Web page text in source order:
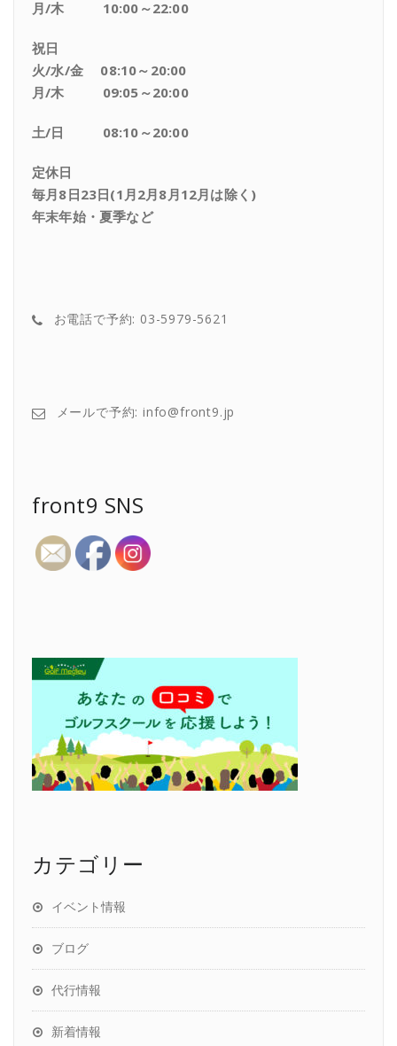
月/木 10:00～22:00
祝日
火/水/金 08:10～20:00
月/木 09:05～20:00
土/日 08:10～20:00
定休日
毎月8日23日(1月2月8月12月は除く)
年末年始・夏季など
お電話で予約: 03-5979-5621
メールで予約: info@front9.jp
front9 SNS
カテゴリー
イベント情報
ブログ
代行情報
新着情報